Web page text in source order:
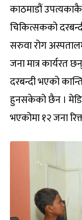
काठमाडौं
चिकित्सकको
सरुवा रोग
जना मात्र कार्यरत
दरबन्दी भएको
हुनसकेको छैन ।
भएकोमा १२ जना